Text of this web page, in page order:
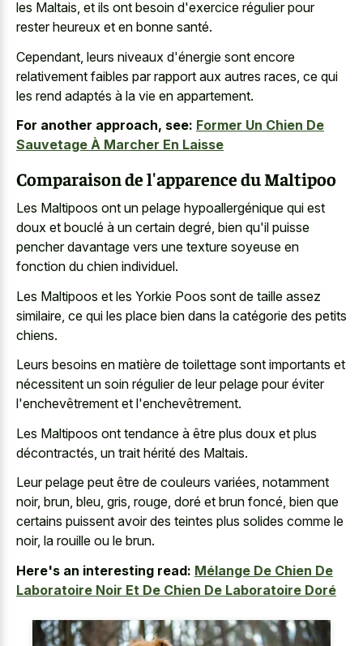
les Maltais, et ils ont besoin d'exercice régulier pour
rester heureux et en bonne santé.
Cependant, leurs niveaux d'énergie sont encore
relativement faibles par rapport aux autres races, ce qui
les rend adaptés à la vie en appartement.
For another approach, see: Former Un Chien De
Sauvetage À Marcher En Laisse
Comparaison de l'apparence du Maltipoo
Les Maltipoos ont un pelage hypoallergénique qui est
doux et bouclé à un certain degré, bien qu'il puisse
pencher davantage vers une texture soyeuse en
fonction du chien individuel.
Les Maltipoos et les Yorkie Poos sont de taille assez
similaire, ce qui les place bien dans la catégorie des petits
chiens.
Leurs besoins en matière de toilettage sont importants et
nécessitent un soin régulier de leur pelage pour éviter
l'enchevêtrement et l'enchevêtrement.
Les Maltipoos ont tendance à être plus doux et plus
décontractés, un trait hérité des Maltais.
Leur pelage peut être de couleurs variées, notamment
noir, brun, bleu, gris, rouge, doré et brun foncé, bien que
certains puissent avoir des teintes plus solides comme le
noir, la rouille ou le brun.
Here's an interesting read: Mélange De Chien De
Laboratoire Noir Et De Chien De Laboratoire Doré